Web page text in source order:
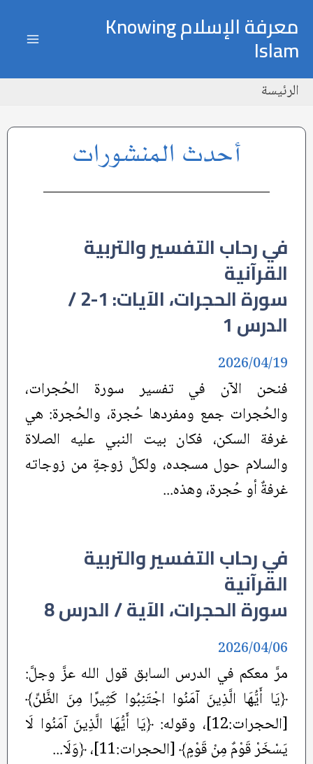
إلى
المحتوى
معرفة الإسلام Knowing
Islam
الرئيسة
أحدث المنشورات
في رحاب التفسير والتربية
القرآنية
سورة الحجرات، الآيات: 1-2 /
الدرس 1
فنحن الآن في تفسير سورة الحُجرات،
والحُجرات جمع ومفردها حُجرة، والحُجرة: هي
غرفة السكن، فكان بيت النبي عليه الصلاة
والسلام حول مسجده، ولكلِّ زوجةٍ من زوجاته
غرفةٌ أو حُجرة، وهذه...
2026/04/19
في رحاب التفسير والتربية
القرآنية
سورة الحجرات، الآية / الدرس 8
مرَّ معكم في الدرس السابق قول الله عزَّ وجلَّ:
﴿يَا أَيُّهَا الَّذِينَ آمَنُوا اجْتَنِبُوا كَثِيرًا مِنَ الظَّنِّ﴾
[الحجرات:12]، وقوله: ﴿يَا أَيُّهَا الَّذِينَ آمَنُوا لَا
يَسْخَرْ قَوْمٌ مِنْ قَوْمٍ﴾ [الحجرات:11]، ﴿وَلَا...
2026/04/06